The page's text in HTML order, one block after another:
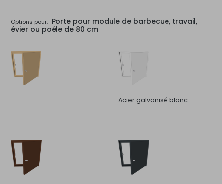
Options pour: Porte pour module de barbecue, travail,
évier ou poêle de 80 cm
Acier galvanisé blanc